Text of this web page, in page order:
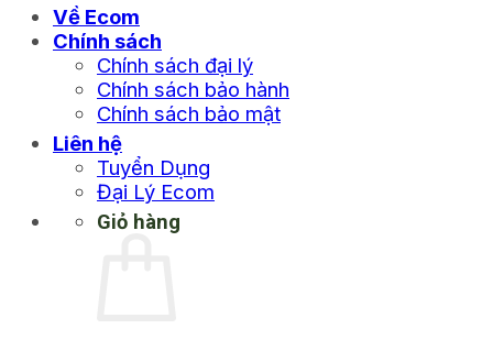
Về Ecom
Chính sách
Chính sách đại lý
Chính sách bảo hành
Chính sách bảo mật
Liên hệ
Tuyển Dụng
Đại Lý Ecom
Giỏ hàng